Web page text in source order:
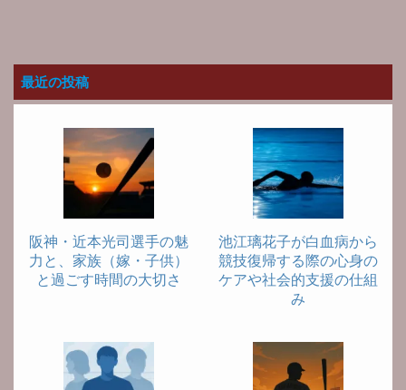
最近の投稿
阪神・近本光司選手の魅
力と、家族（嫁・子供）
と過ごす時間の大切さ
池江璃花子が白血病から
競技復帰する際の心身の
ケアや社会的支援の仕組
み